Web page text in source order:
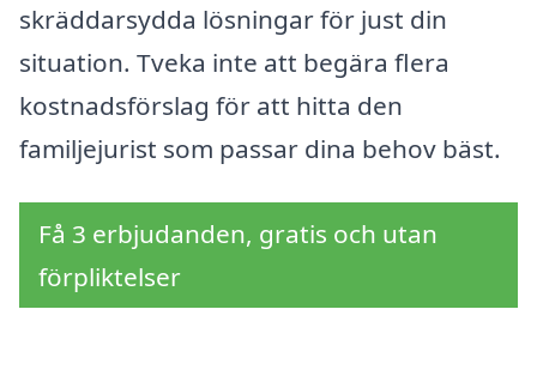
skräddarsydda lösningar för just din
situation. Tveka inte att begära flera
kostnadsförslag för att hitta den
familjejurist som passar dina behov bäst.
Få 3 erbjudanden, gratis och utan
förpliktelser